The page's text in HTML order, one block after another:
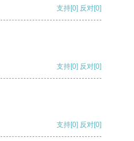
支持[0] 反对[0]
支持[0] 反对[0]
支持[0] 反对[0]